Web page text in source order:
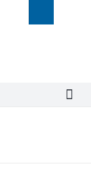
košík